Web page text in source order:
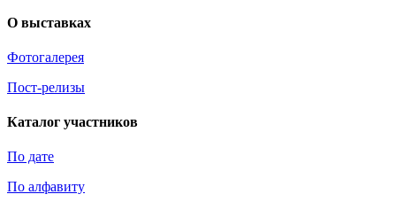
О выставках
Фотогалерея
Пост-релизы
Каталог участников
По дате
По алфавиту